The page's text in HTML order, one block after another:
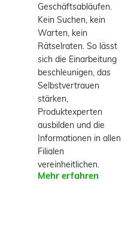
Geschäftsabläufen.
Kein Suchen, kein
Warten, kein
Rätselraten. So lässt
sich die Einarbeitung
beschleunigen, das
Selbstvertrauen
stärken,
Produktexperten
ausbilden und die
Informationen in allen
Filialen
vereinheitlichen.
Mehr erfahren